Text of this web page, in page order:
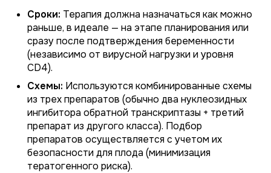
Сроки: Терапия должна назначаться как можно
раньше, в идеале — на этапе планирования или
сразу после подтверждения беременности
(независимо от вирусной нагрузки и уровня
CD4).
Схемы: Используются комбинированные схемы
из трех препаратов (обычно два нуклеозидных
ингибитора обратной транскриптазы + третий
препарат из другого класса). Подбор
препаратов осуществляется с учетом их
безопасности для плода (минимизация
тератогенного риска).